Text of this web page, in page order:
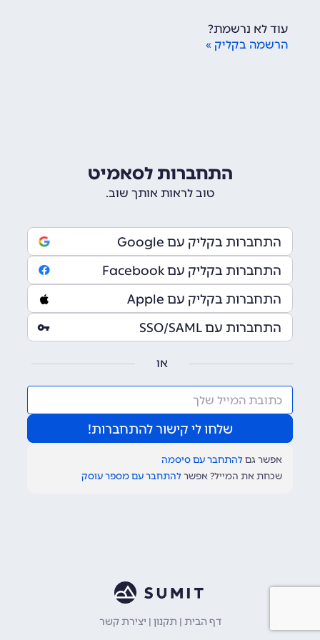
עוד לא נרשמת?
הרשמה בקליק »
התחברות לסאמיט
טוב לראות אותך שוב.
התחברות בקליק עם Google
התחברות בקליק עם Facebook
התחברות בקליק עם Apple
התחברות עם SSO/SAML
או
אפשר גם להתחבר עם סיסמה
שכחת את המייל? אפשר להתחבר עם מספר עוסק
דף הבית | תקנון | יצירת קשר